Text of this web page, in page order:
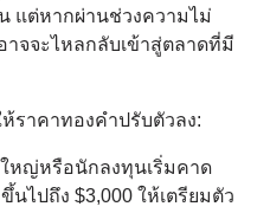
แต่หากผ่านช่วงความไม่
าจจะไหลกลับเข้าสู่ตลาดที่มี
ราคาทองคำปรับตัวลง:
หญ่หรือนักลงทุนเริ่มคาด
ไปถึง $3,000 ให้เตรียมตัว